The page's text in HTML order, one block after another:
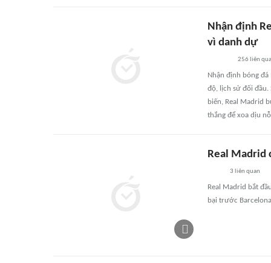
Nhận định
vì danh dự
256 liên
Nhận định bóng
độ, lịch sử đối đầu.
biến, Real Madrid
thắng để xoa dịu
Real Madrid
3 liên quan
Real Madrid bắt
bại trước